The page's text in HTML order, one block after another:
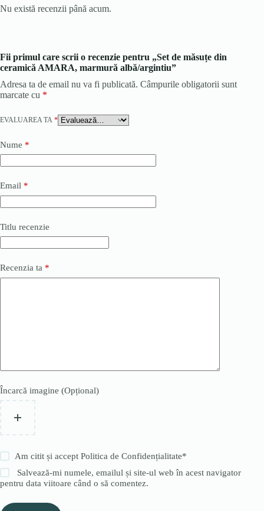
Nu există recenzii până acum.
Fii primul care scrii o recenzie pentru „Set de măsuțe din
ceramică AMARA, marmură albă/argintiu”
Adresa ta de email nu va fi publicată. Câmpurile obligatorii sunt
marcate cu *
EVALUAREA TA *
Nume *
Email *
Titlu recenzie
Recenzia ta *
Încarcă imagine (Opțional)
Am citit și acceptPolitica de Confidențialitate*
Salvează-mi numele, emailul și site-ul web în acest navigator
pentru data viitoare când o să comentez.